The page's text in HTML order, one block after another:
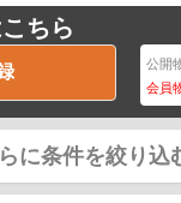
ちら
公開
会員
に条件を絞り込